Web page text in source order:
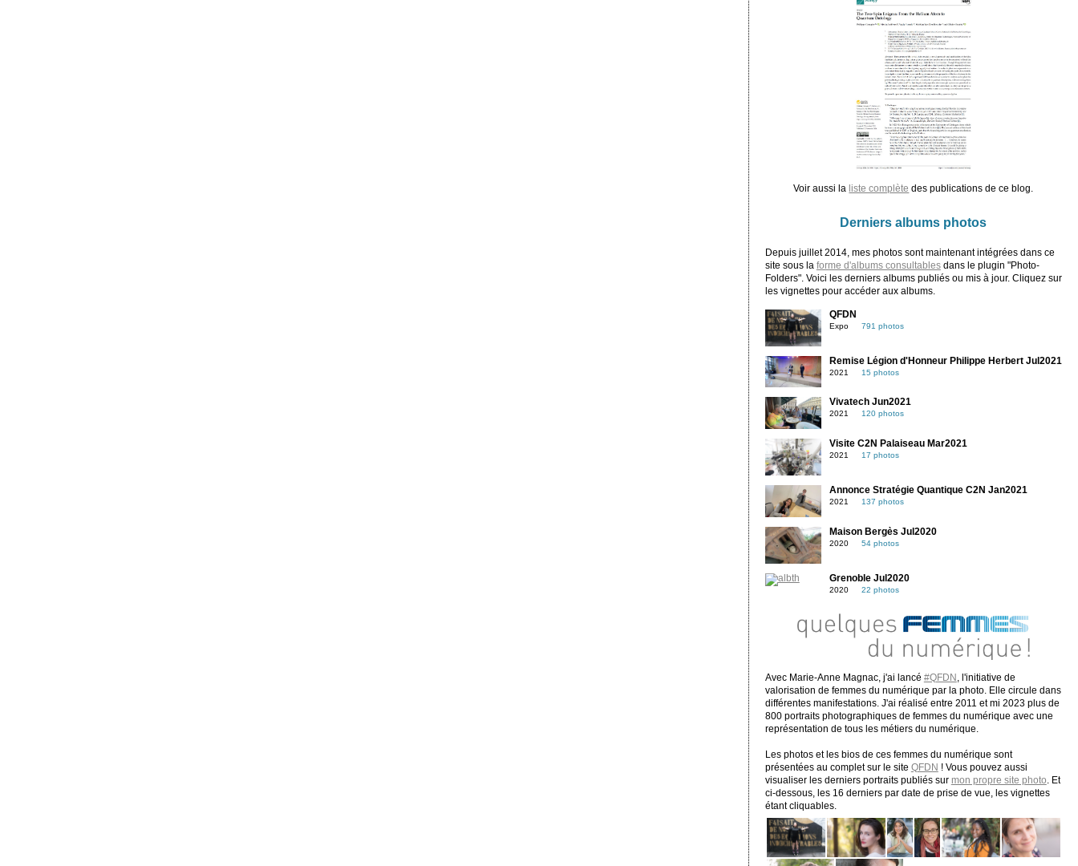
Voir aussi la liste complète des publications de ce blog.
Derniers albums photos
Depuis juillet 2014, mes photos sont maintenant intégrées dans ce
site sous la forme d'albums consultablesdans le plugin "Photo-
Folders". Voici les derniers albums publiés ou mis à jour. Cliquez sur
les vignettes pour accéder aux albums.
QFDN
Expo 791 photos
Remise Légion d'Honneur Philippe Herbert Jul2021
2021 15 photos
Vivatech Jun2021
2021 120 photos
Visite C2N Palaiseau Mar2021
2021 17 photos
Annonce Stratégie Quantique C2N Jan2021
2021 137 photos
Maison Bergès Jul2020
2020 54 photos
Grenoble Jul2020
2020 22 photos
Avec Marie-Anne Magnac, j'ai lancé #QFDN
, l'initiative de
valorisation de femmes du numérique par la photo. Elle circule dans
différentes manifestations. J'ai réalisé entre 2011 et mi 2023 plus de
800 portraits photographiques de femmes du numérique avec une
représentation de tous les métiers du numérique.
Les photos et les bios de ces femmes du numérique sont
présentées au complet sur le site QFDN ! Vous pouvez aussi
visualiser les derniers portraits publiés sur mon propre site photo . Et
ci-dessous, les 16 derniers par date de prise de vue, les vignettes
étant cliquables.